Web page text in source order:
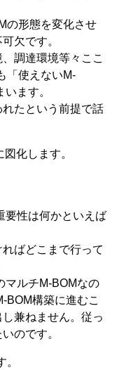
の形態を変化させ
欠です。
調達環境等々ここ
「使えないM-
ます。
たという前提で話
化します。
要性は何かといえば
ばどこまで行って
マルチM-BOMなの
BOM構築に進むこ
兼ねません。従っ
のです。